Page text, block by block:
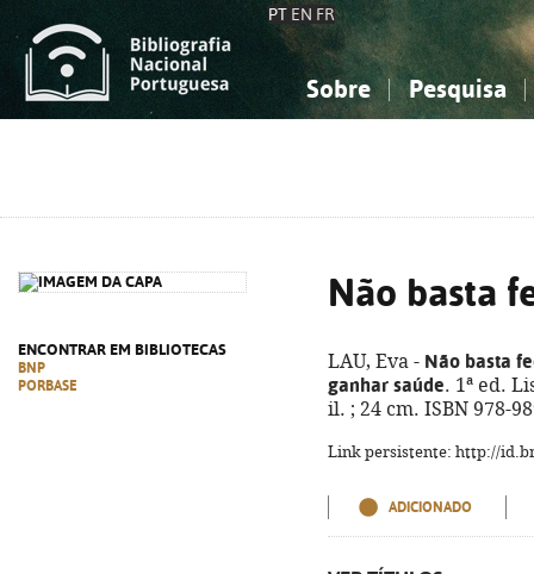
PT EN FR
Sobre Pesquisa
ENCONTRAR EM BIBLIOTECAS
BNP
PORBASE
Não basta
LAU, Eva - Não basta
ganhar saúde. 1ª ed.
il. ; 24 cm. ISBN 978-
Link persistente: http://
ADICIONADO